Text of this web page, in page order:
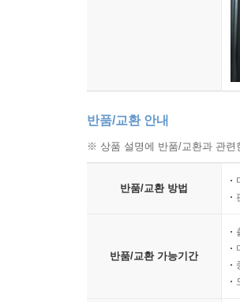
반품/교환 안내
※ 상품 설명에 반품/교환과 관련
반품/교환 방법
반품/교환 가능기간